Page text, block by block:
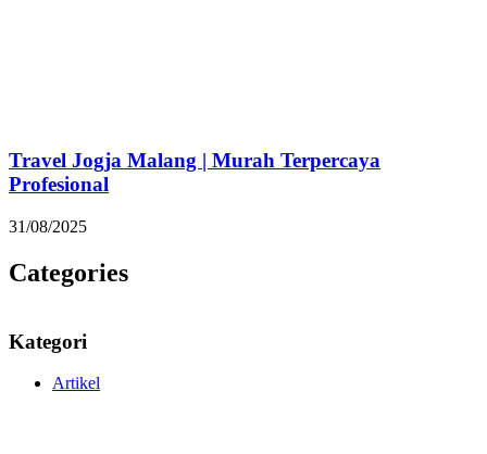
Travel Jogja Malang | Murah Terpercaya
Profesional
31/08/2025
Categories
Kategori
Artikel